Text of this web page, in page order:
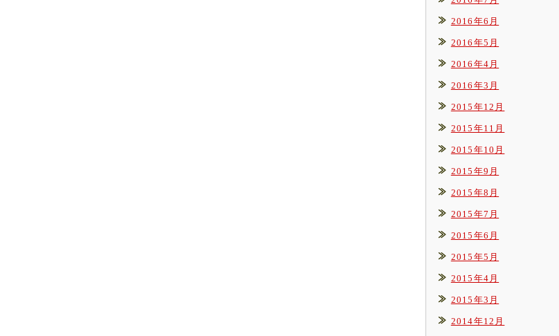
2016年6月
2016年5月
2016年4月
2016年3月
2015年12月
2015年11月
2015年10月
2015年9月
2015年8月
2015年7月
2015年6月
2015年5月
2015年4月
2015年3月
2014年12月